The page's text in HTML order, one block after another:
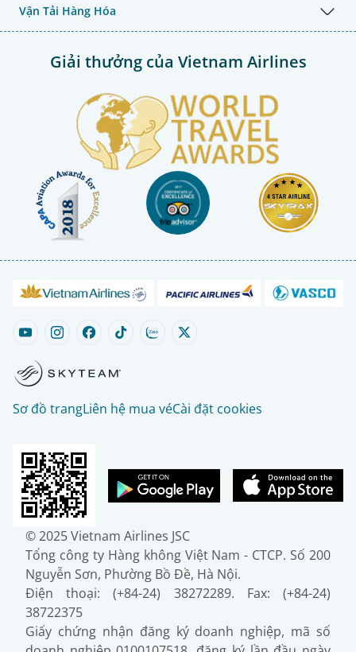
Vận Tải Hàng Hóa
Giải thưởng của Vietnam Airlines
Sơ đồ trangLiên hệ mua véCài đặt cookies
© 2025 Vietnam Airlines JSC
Tổng công ty Hàng không Việt Nam - CTCP. Số 200
Nguyễn Sơn, Phường Bồ Đề, Hà Nội.
Điện thoại: (+84-24) 38272289. Fax: (+84-24)
38722375
Giấy chứng nhận đăng ký doanh nghiệp, mã số